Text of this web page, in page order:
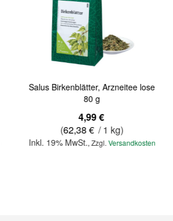
Salus Birkenblätter, Arzneitee lose
80 g
4,99 €
(62,38 € / 1 kg)
Inkl. 19% MwSt.,Zzgl.Versandkosten